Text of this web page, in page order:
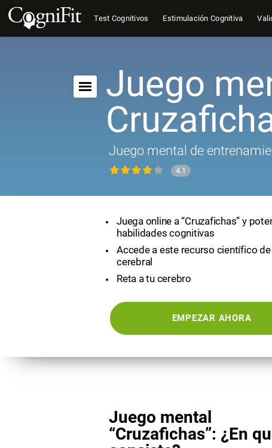
Test Cognitivos Estimulación Cognitiva
Juego
Juego mental de
4.1
Juega online a “Cruzafichas” y
habilidades cognitivas
Accede a este recurso científico
cerebral
Reta a tu cerebro
EMPEZAR AHORA
Juego mental
“Cruzafichas”: ¿En